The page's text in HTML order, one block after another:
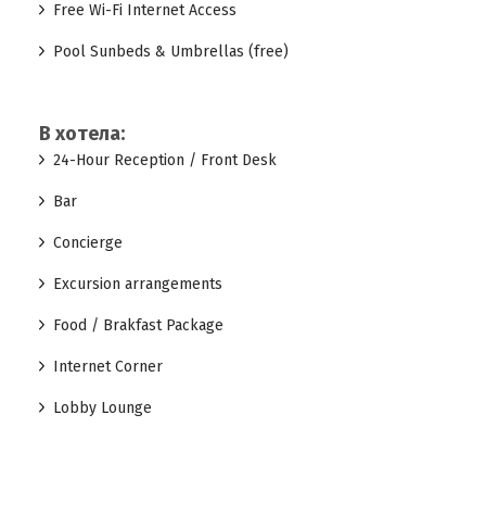
Free Wi-Fi Internet Access
Pool Sunbeds & Umbrellas (free)
В хотела:
24-Hour Reception / Front Desk
Bar
Concierge
Excursion arrangements
Food / Brakfast Package
Internet Corner
Lobby Lounge